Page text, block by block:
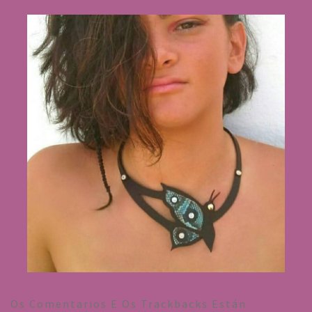
Os Comentarios E Os Trackbacks Están